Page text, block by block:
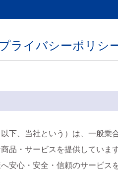
プライバシーポリシ
下、当社という）は、一般乗
品・サービスを提供していま
安心・安全・信頼のサービス